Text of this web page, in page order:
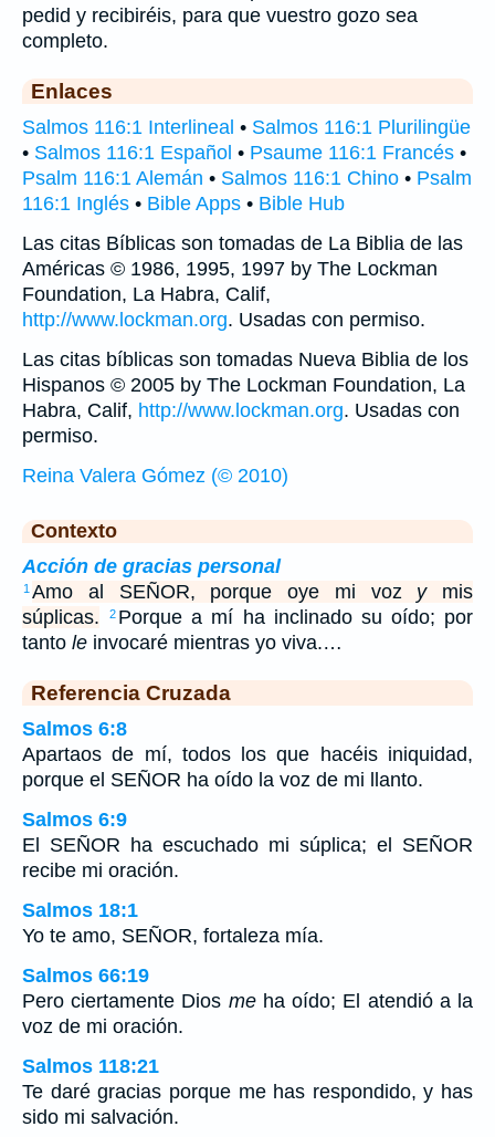
pedid y recibiréis, para que vuestro gozo sea
completo.
Enlaces
Salmos 116:1 Interlineal • Salmos 116:1 Plurilingüe
• Salmos 116:1 Español • Psaume 116:1 Francés •
Psalm 116:1 Alemán • Salmos 116:1 Chino • Psalm
116:1 Inglés • Bible Apps • Bible Hub
Las citas Bíblicas son tomadas de La Biblia de las
Américas © 1986, 1995, 1997 by The Lockman
Foundation, La Habra, Calif,
http://www.lockman.org. Usadas con permiso.
Las citas bíblicas son tomadas Nueva Biblia de los
Hispanos © 2005 by The Lockman Foundation, La
Habra, Calif, http://www.lockman.org. Usadas con
permiso.
Reina Valera Gómez (© 2010)
Contexto
Acción de gracias personal
1 Amo al SEÑOR, porque oye mi voz ymis
súplicas.
2 Porque a mí ha inclinado su oído; por
tanto le invocaré mientras yo viva.…
Referencia Cruzada
Salmos 6:8
Apartaos de mí, todos los que hacéis iniquidad,
porque el SEÑOR ha oído la voz de mi llanto.
Salmos 6:9
El SEÑOR ha escuchado mi súplica; el SEÑOR
recibe mi oración.
Salmos 18:1
Yo te amo, SEÑOR, fortaleza mía.
Salmos 66:19
Pero ciertamente Dios meha oído; El atendió a la
voz de mi oración.
Salmos 118:21
Te daré gracias porque me has respondido, y has
sido mi salvación.